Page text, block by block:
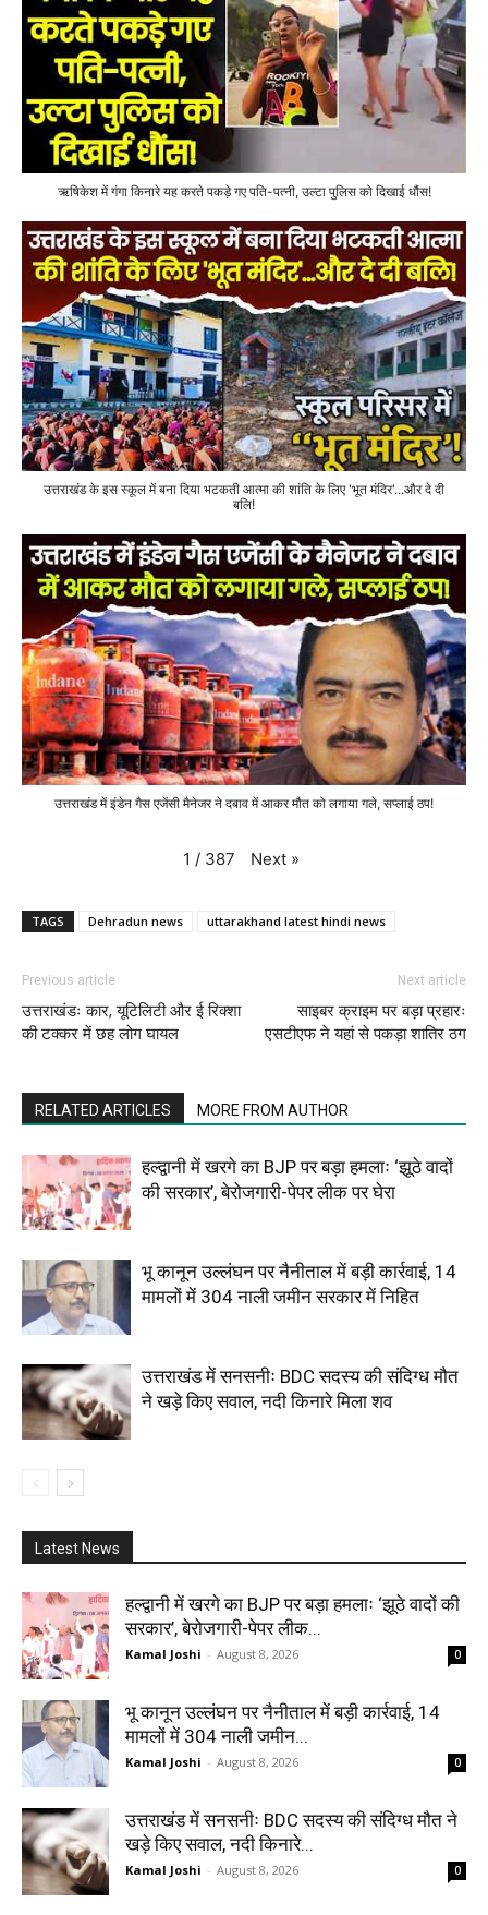
ऋषिकेश में गंगा किनारे यह करते पकड़े गए पति-पत्नी, उल्टा पुलिस को दिखाई धौंस!
उत्तराखंड के इस स्कूल में बना दिया भटकती आत्मा की शांति के लिए 'भूत मंदिर'...और दे दी
बलि!
उत्तराखंड में इंडेन गैस एजेंसी मैनेजर ने दबाव में आकर मौत को लगाया गले, सप्लाई ठप!
1 / 387 Next »
TAGS Dehradun news uttarakhand latest hindi news
Previous article
उत्तराखंडः कार, यूटिलिटी और ई रिक्शा
की टक्कर में छह लोग घायल
Next article
साइबर क्राइम पर बड़ा प्रहारः
एसटीएफ ने यहां से पकड़ा शातिर ठग
RELATED ARTICLES MORE FROM AUTHOR
हल्द्वानी में खरगे का BJP पर बड़ा हमलाः ‘झूठे वादों
की सरकार’, बेरोजगारी-पेपर लीक पर घेरा
भू कानून उल्लंघन पर नैनीताल में बड़ी कार्रवाई, 14
मामलों में 304 नाली जमीन सरकार में निहित
उत्तराखंड में सनसनीः BDC सदस्य की संदिग्ध मौत
ने खड़े किए सवाल, नदी किनारे मिला शव
Latest News
हल्द्वानी में खरगे का BJP पर बड़ा हमलाः ‘झूठे वादों की
सरकार’, बेरोजगारी-पेपर लीक...
Kamal Joshi - August 8, 2026 0
भू कानून उल्लंघन पर नैनीताल में बड़ी कार्रवाई, 14
मामलों में 304 नाली जमीन...
Kamal Joshi - August 8, 2026 0
उत्तराखंड में सनसनीः BDC सदस्य की संदिग्ध मौत ने
खड़े किए सवाल, नदी किनारे...
Kamal Joshi - August 8, 2026 0